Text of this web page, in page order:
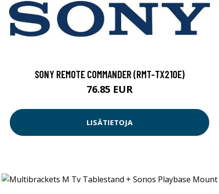
SONY REMOTE COMMANDER (RMT-TX210E)
76.85 EUR
LISÄTIETOJA